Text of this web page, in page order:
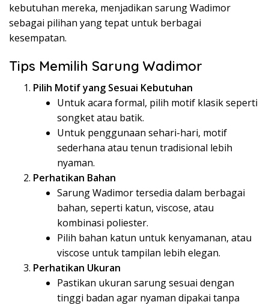
kebutuhan mereka, menjadikan sarung Wadimor
sebagai pilihan yang tepat untuk berbagai
kesempatan.
Tips Memilih Sarung Wadimor
Pilih Motif yang Sesuai Kebutuhan
Untuk acara formal, pilih motif klasik seperti
songket atau batik.
Untuk penggunaan sehari-hari, motif
sederhana atau tenun tradisional lebih
nyaman.
Perhatikan Bahan
Sarung Wadimor tersedia dalam berbagai
bahan, seperti katun, viscose, atau
kombinasi poliester.
Pilih bahan katun untuk kenyamanan, atau
viscose untuk tampilan lebih elegan.
Perhatikan Ukuran
Pastikan ukuran sarung sesuai dengan
tinggi badan agar nyaman dipakai tanpa